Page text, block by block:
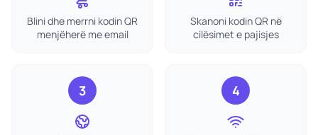
Blini dhe merrni kodin QR
menjëherë me email
Skanoni kodin QR në
cilësimet e pajisjes
3 4